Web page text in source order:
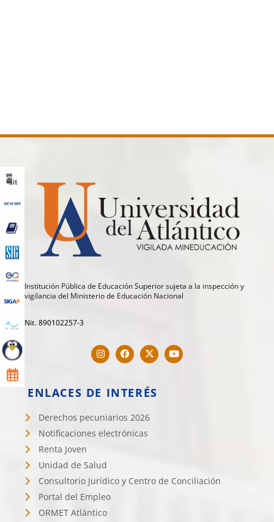
Institución Pública de Educación Superior sujeta a la inspección y
vigilancia del Ministerio de Educación Nacional
Nit. 890102257-3
ENLACES DE INTERÉS
Derechos pecuniarios 2026
Notificaciones electrónicas
Renta Joven
Unidad de Salud
Consultorio Jurídico y Centro de Conciliación
Portal del Empleo
ORMET Atlántico